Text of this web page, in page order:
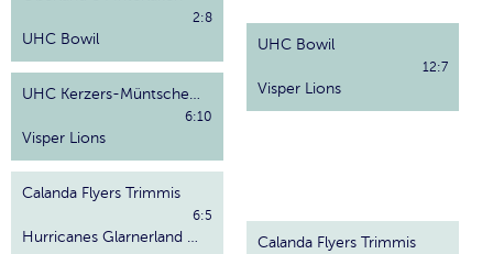
UHC Bowil
2:8
UHC Kerzers-Müntschemier
Visper Lions
6:10
Calanda Flyers Trimmis
Hurricanes Glarnerland Weesen
6:5
UHC Bowil
Visper Lions
12:7
Calanda Flyers Trimmis